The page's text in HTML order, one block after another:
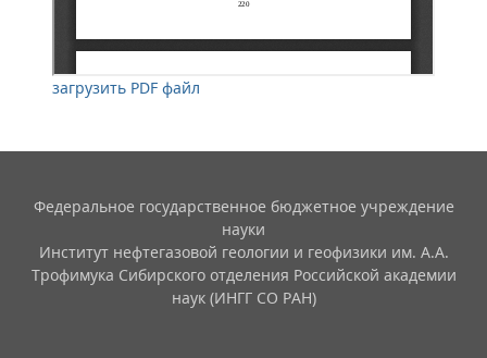
загрузить PDF файл
Федеральное государственное бюджетное учреждение
науки
Институт нефтегазовой геологии и геофизики им. А.А.
Трофимука Сибирского отделения Российской академии
наук (ИНГГ СО РАН)